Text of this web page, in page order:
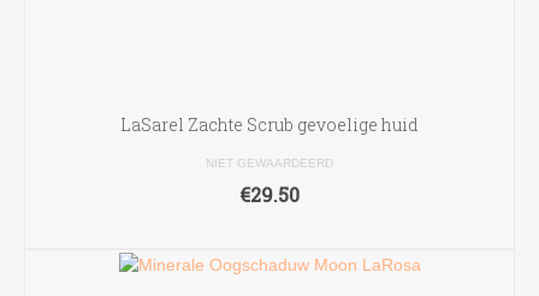
LaSarel Zachte Scrub gevoelige huid
NIET GEWAARDEERD
€29.50